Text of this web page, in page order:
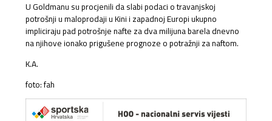
U Goldmanu su procjenili da slabi podaci o travanjskoj
potrošnji u maloprodaji u Kini i zapadnoj Europi ukupno
impliciraju pad potrošnje nafte za dva milijuna barela dnevno
na njihove ionako prigušene prognoze o potražnji za naftom.
K.A.
foto: fah